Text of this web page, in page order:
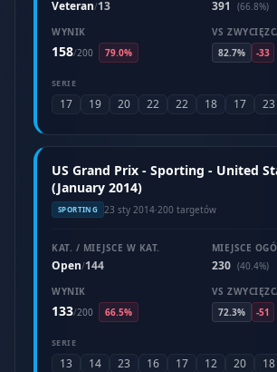
Veteran/13 391
(66.8%)
WYNIK
158/200 79.0%
VS
82.7%
-33
SERIE
17 19 20 22 22 18 17 23
US Grand Prix - Sporting - United
(January 2014)
SPORTING 23 sty 2014·200 targetów
KAT. / MIEJSCE W KAT.
Open/144
MIEJSCE
230 (40.4%)
WYNIK
133/200 66.5%
VS
72.3%
-51
SERIE
13 14 23 16 17 12 20 18